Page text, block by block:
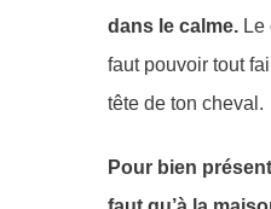
dans le calme.Le
faut pouvoir tout
tête de ton cheval.
Pour bien